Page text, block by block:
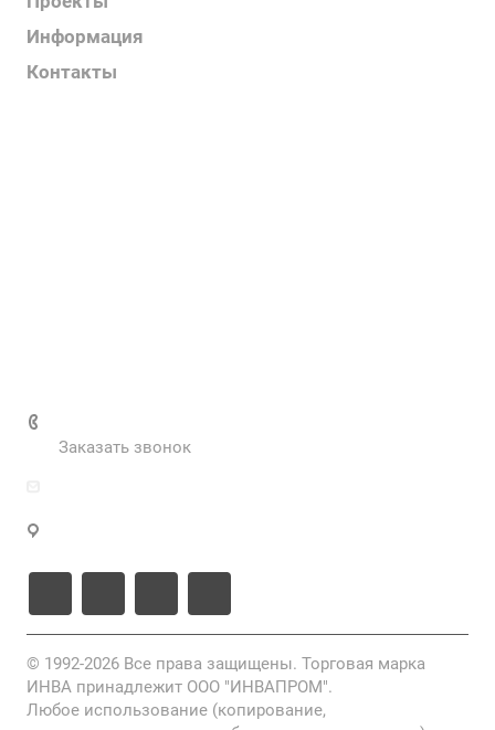
Информация
Контакты
Заказать звонок
© 1992-2026 Все права защищены. Торговая марка
ИНВА принадлежит ООО "ИНВАПРОМ".
Любое использование (копирование,